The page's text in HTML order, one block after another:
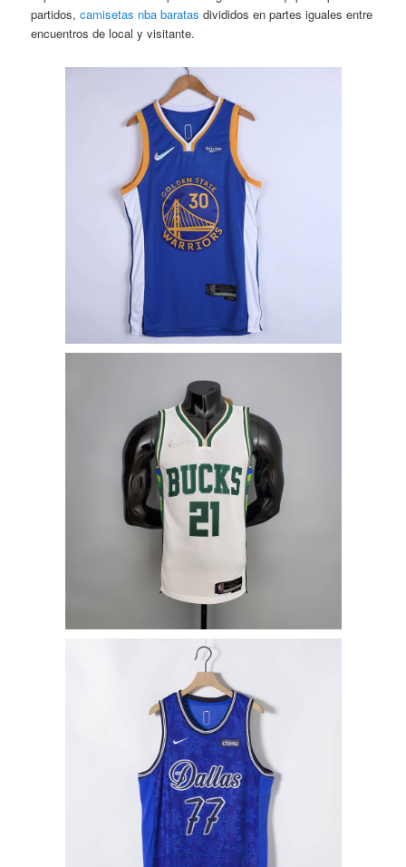
partidos,camisetas nba baratas divididos en partes iguales entre
encuentros de local y visitante.